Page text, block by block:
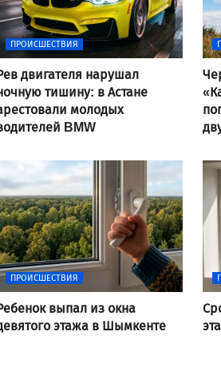
ПРОИСШЕСТВИЯ
двигателя нарушал
тишину: в Астане
молодых
BMW
ПРОИСШЕСТВИЯ
выпал из окна
этажа в Шымкенте